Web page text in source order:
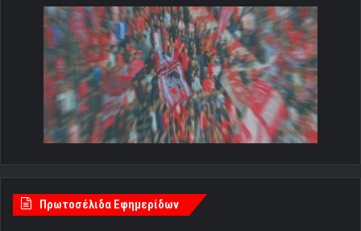
Πρωτοσέλιδα Εφημερίδων